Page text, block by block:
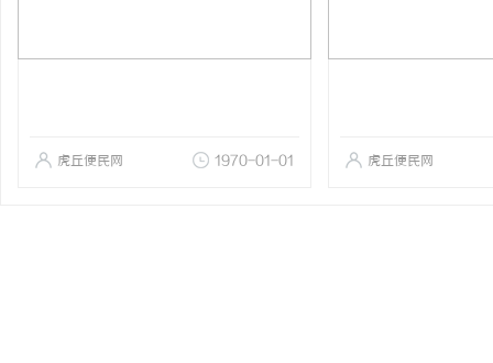
虎丘便民网 1970-01-01 虎丘便民网